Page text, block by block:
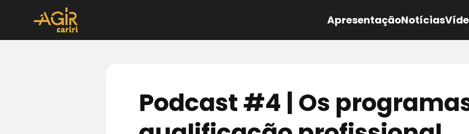
ApresentaçãoNotícias
Podcast #4 | Os